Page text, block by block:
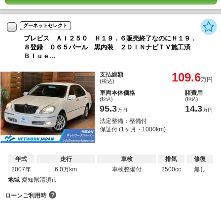
グーネットセレクト
ブレビス Ａｉ２５０ Ｈ１９．６販売終了なのにＨ１９．
８登録 ０６５パール 黒内装 ２ＤＩＮナビＴＶ施工済
Ｂｌｕｅ...
支払総額
(税込) 109.6万円
車両本体価格
(税込)
95.3万円
諸費用
(税込)
14.3万円
法定整備：整備付
保証付 (1ヶ月・1000km)
年式
2007年
走行
6.0万km
車検
車検整備付
排気
2500cc
修復
無し
地域 愛知県清須市
ローンご利用時 ？